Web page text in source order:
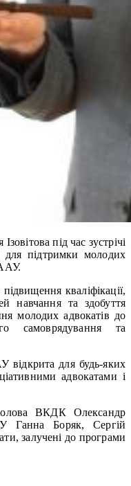
під час зустрічі
для підтримки молодих
кваліфікації,
навчання та здобуття
молодих адвокатів до
самоврядування та
відкрита для будь-яких
адвокатами і
ВКДК Олександр
Ганна Боряк, Сергій
залучені до програми